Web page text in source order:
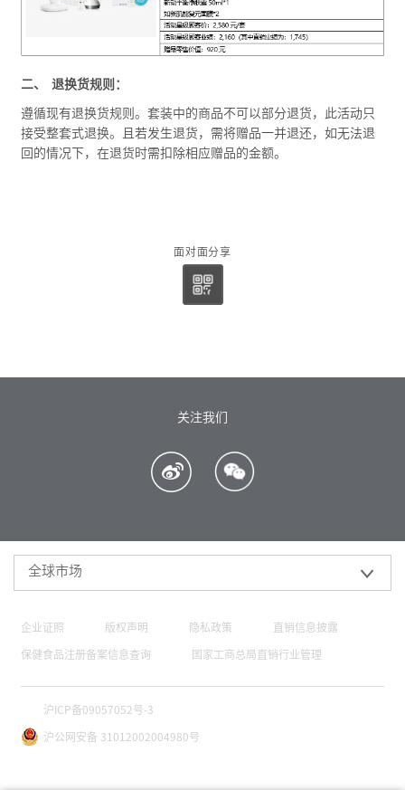
二、 退换货规则：
遵循现有退换货规则。套装中的商品不可以部分退货，此活动只
接受整套式退换。且若发生退货，需将赠品一并退还，如无法退
回的情况下，在退货时需扣除相应赠品的金额。
面对面分享
关注我们
全球市场
企业证照 版权声明 隐私政策 直销信息披露
保健食品注册备案信息查询 国家工商总局直销行业管理
沪ICP备09057052号-3
沪公网安备 31012002004980号